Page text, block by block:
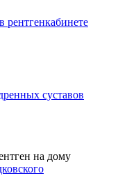
суставов